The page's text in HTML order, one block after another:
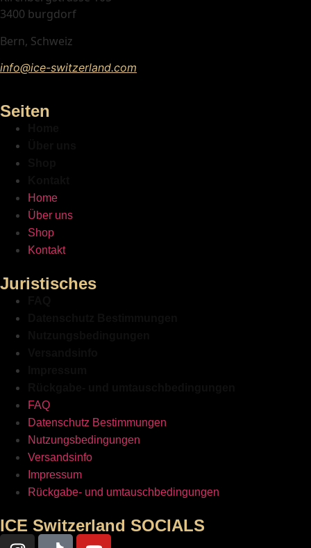
3400 burgdorf
Bern, Schweiz
info@ice-switzerland.com
Seiten
Home
Über uns
Shop
Kontakt
Juristisches
FAQ
Datenschutz Bestimmungen
Nutzungsbedingungen
Versandsinfo
Impressum
Rückgabe- und umtauschbedingungen
ICE Switzerland SOCIALS